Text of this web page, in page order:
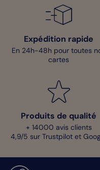
personnalisez votre carte et
qu’à profiter de ce
création à vous !
Clara - Pop Designer
Expédition rapide
En 24h-48h pour toutes
cartes
Produits de qualité
+ 14000 avis clients
4,9/5 sur Trustpilot et